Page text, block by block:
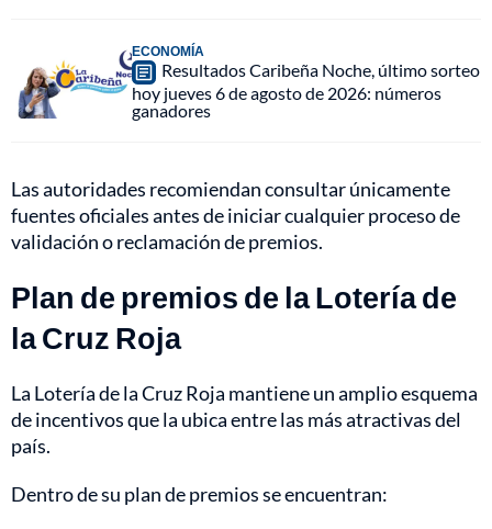
ECONOMÍA
Resultados Caribeña Noche, último sorteo
hoy jueves 6 de agosto de 2026: números
ganadores
Las autoridades recomiendan consultar únicamente
fuentes oficiales antes de iniciar cualquier proceso de
validación o reclamación de premios.
Plan de premios de la Lotería de
la Cruz Roja
La Lotería de la Cruz Roja mantiene un amplio esquema
de incentivos que la ubica entre las más atractivas del
país.
Dentro de su plan de premios se encuentran: